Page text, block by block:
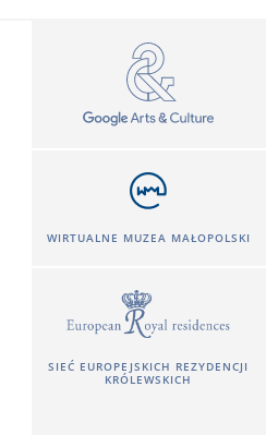
WIRTUALNE MUZEA MAŁOPOLSKI
SIEĆ EUROPEJSKICH REZYDENCJI
KRÓLEWSKICH